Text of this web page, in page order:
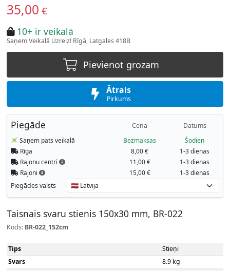
35,00 €
10+ ir veikalā
Saņem Veikalā Uzreiz! Rīgā, Latgales 418B
Pievienot grozam
Ātrais
Pirkums
Piegāde Cena Datums
Saņem pats veikalā Bezmaksas
Šodien
Rīga
8,00 €
1-3 dienas
Rajonu centri
11,00 €
1-3 dienas
Rajoni
15,00 € 1-3 dienas
Piegādes valsts
Taisnais svaru stienis 150x30 mm, BR-022
Kods: BR-022_152cm
Tips
Stieņi
Svars
8.9 kg